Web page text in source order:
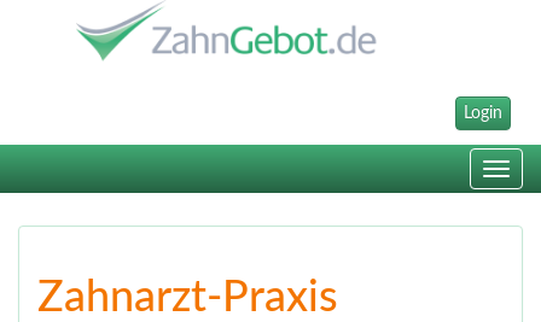
Login
Toggle
Zahnarzt-Praxis